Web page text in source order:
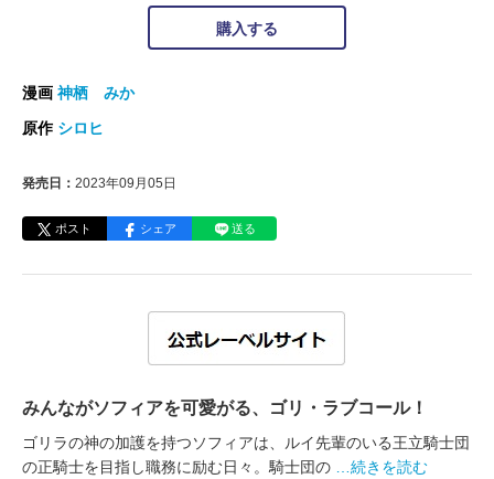
購入する
漫画 神栖 みか
原作 シロヒ
発売日： 2023年09月05日
ポスト シェア 送る
みんながソフィアを可愛がる、ゴリ・ラブコール！
ゴリラの神の加護を持つソフィアは、ルイ先輩のいる王立騎士団
の正騎士を目指し職務に励む日々。騎士団の
…続きを読む